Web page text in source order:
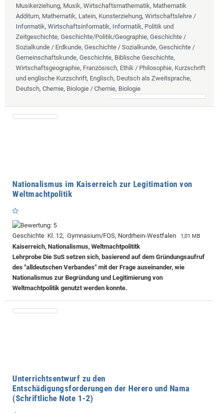
Musikerziehung, Musik, Wirtschaftsmathematik, Mathematik
Additum, Mathematik, Latein, Kunsterziehung, Wirtschaftslehre /
Informatik, Wirtschaftsinformatik, Informatik, Politik und
Zeitgeschichte, Geschichte/Politik/Geographie, Geschichte /
Sozialkunde / Erdkunde, Geschichte / Sozialkunde, Geschichte /
Gemeinschaftskunde, Geschichte, Biblische Geschichte,
Wirtschaftsgeographie, Französisch, Ethik / Philosophie, Kurzschrift
und englische Kurzschrift, Englisch, Deutsch als Zweitsprache,
Deutsch, Chemie, Biologie / Chemie, Biologie
Nationalismus im Kaiserreich zur Legitimation von
Weltmachtpolitik
Geschichte Kl. 12, Gymnasium/FOS, Nordrhein-Westfalen 1,01 MB
Kaiserreich, Nationalismus, Weltmachtpolititk
Lehrprobe Die SuS setzen sich, basierend auf dem Gründungsaufruf
des "alldeutschen Verbandes" mit der Frage auseinander, wie
Nationalismus zur Begründung und Legitimierung von
Weltmachtpolitik genutzt werden konnte.
Unterrichtsentwurf zu den
Entschädigungsforderungen der Herero und Nama
(Schriftliche Note 1-2)